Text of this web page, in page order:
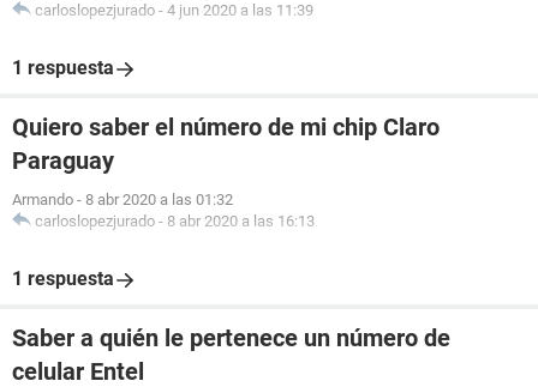
carloslopezjurado - 4 jun 2020 a las 11:39
1 respuesta
Quiero saber el número de mi chip Claro
Paraguay
Armando - 8 abr 2020 a las 01:32
carloslopezjurado - 8 abr 2020 a las 16:13
1 respuesta
Saber a quién le pertenece un número de
celular Entel